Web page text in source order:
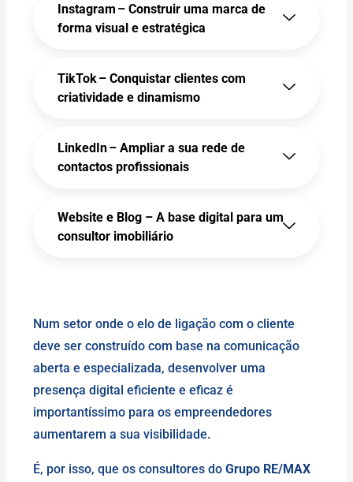
Instagram – Construir uma marca de
forma visual e estratégica
TikTok – Conquistar clientes com
criatividade e dinamismo
LinkedIn – Ampliar a sua rede de
contactos profissionais
Website e Blog – A base digital para um
consultor imobiliário
Num setor onde o elo de ligação com o cliente
deve ser construído com base na comunicação
aberta e especializada, desenvolver uma
presença digital eficiente e eficaz é
importantíssimo para os empreendedores
aumentarem a sua visibilidade.
É, por isso, que os consultores doGrupo RE/MAX